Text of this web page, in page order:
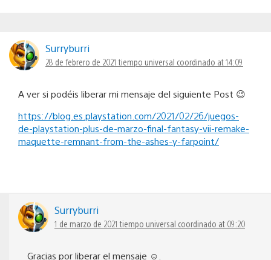
Surryburri
28 de febrero de 2021 tiempo universal coordinado at 14:09
A ver si podéis liberar mi mensaje del siguiente Post 😉
https://blog.es.playstation.com/2021/02/26/juegos-
de-playstation-plus-de-marzo-final-fantasy-vii-remake-
maquette-remnant-from-the-ashes-y-farpoint/
Surryburri
1 de marzo de 2021 tiempo universal coordinado at 09:20
Gracias por liberar el mensaje ☺️.